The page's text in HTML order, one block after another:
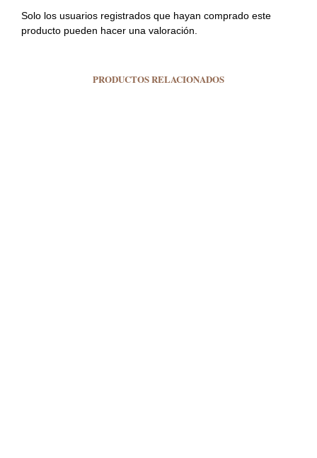
Solo los usuarios registrados que hayan comprado este
producto pueden hacer una valoración.
PRODUCTOS RELACIONADOS